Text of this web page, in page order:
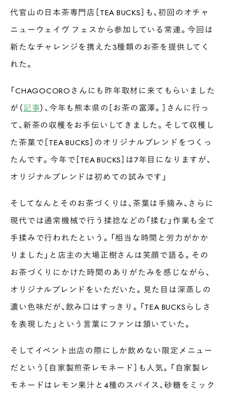
代官山の日本茶専門店［TEA BUCKS］も、初回のオチャ
ニューウェイヴ フェスから参加している常連。今回は
新たなチャレンジを携えた3種類のお茶を提供してく
れた。
「CHAGOCOROさんにも昨年取材に来てもらいました
が（記事）、今年も熊本県の［お茶の富澤。］さんに行っ
て、新茶の収穫をお手伝いしてきました。そして収穫し
た茶葉で［TEA BUCKS］のオリジナルブレンドをつくっ
たんです。今年で［TEA BUCKS］は7年目になりますが、
オリジナルブレンドは初めての試みです」
そしてなんとそのお茶づくりは、茶葉は手摘み、さらに
現代では通常機械で行う揉捻などの「揉む」作業も全て
手揉みで行われたという。「相当な時間と労力がかか
りました」と店主の大場正樹さんは笑顔で語る。その
お茶づくりにかけた時間のありがたみを感じながら、
オリジナルブレンドをいただいた。見た目は深蒸しの
濃い色味だが、飲み口はすっきり。「TEA BUCKSらしさ
を表現した」という言葉にファンは頷いていた。
そしてイベント出店の際にしか飲めない限定メニュー
だという［自家製煎茶レモネード］も人気。「自家製レ
モネードはレモン果汁と4種のスパイス、砂糖をミック